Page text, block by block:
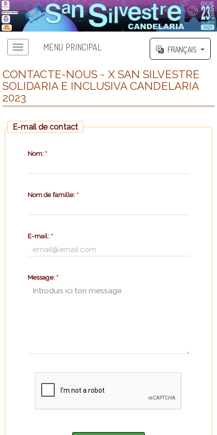
MENU PRINCIPAL FRANÇAIS
CONTACTE-NOUS - X SAN SILVESTRE
SOLIDARIA E INCLUSIVA CANDELARIA
2023
E-mail de contact
Nom: *
Nom de famille: *
E-mail: *
Message: *